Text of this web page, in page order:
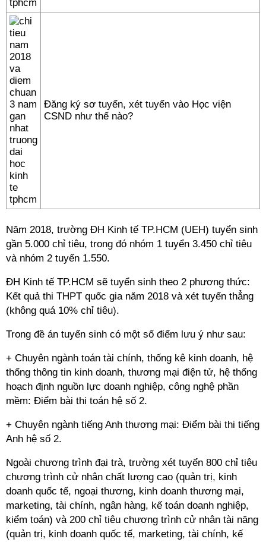
Đăng ký sơ tuyển, xét tuyển vào Học viện
CSND như thế nào?
Năm 2018, trường ĐH Kinh tế TP.HCM (UEH) tuyển sinh
gần 5.000 chỉ tiêu, trong đó nhóm 1 tuyển 3.450 chỉ tiêu
và nhóm 2 tuyển 1.550.
ĐH Kinh tế TP.HCM sẽ tuyển sinh theo 2 phương thức:
Kết quả thi THPT quốc gia năm 2018 và xét tuyển thẳng
(không quá 10% chỉ tiêu).
Trong đề án tuyển sinh có một số điểm lưu ý như sau:
+ Chuyên ngành toán tài chính, thống kê kinh doanh, hệ
thống thông tin kinh doanh, thương mại điện tử, hệ thống
hoạch định nguồn lực doanh nghiệp, công nghệ phần
mềm: Điểm bài thi toán hệ số 2.
+ Chuyên ngành tiếng Anh thương mại: Điểm bài thi tiếng
Anh hệ số 2.
Ngoài chương trình đại trà, trường xét tuyển 800 chỉ tiêu
chương trình cử nhân chất lượng cao (quản trị, kinh
doanh quốc tế, ngoại thương, kinh doanh thương mại,
marketing, tài chính, ngân hàng, kế toán doanh nghiệp,
kiểm toán) và 200 chỉ tiêu chương trình cử nhân tài năng
(quản trị, kinh doanh quốc tế, marketing, tài chính, kế